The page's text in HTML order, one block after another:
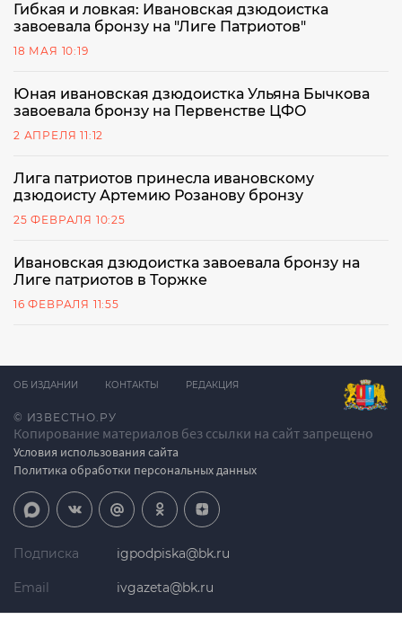
Гибкая и ловкая: Ивановская дзюдоистка
завоевала бронзу на "Лиге Патриотов"
18 МАЯ 10:19
Юная ивановская дзюдоистка Ульяна Бычкова
завоевала бронзу на Первенстве ЦФО
2 АПРЕЛЯ 11:12
Лига патриотов принесла ивановскому
дзюдоисту Артемию Розанову бронзу
25 ФЕВРАЛЯ 10:25
Ивановская дзюдоистка завоевала бронзу на
Лиге патриотов в Торжке
16 ФЕВРАЛЯ 11:55
© ИЗВЕСТНО.РУ
Копирование материалов без ссылки на сайт запрещено
Условия использования сайта
Политика обработки персональных данных
ОБ ИЗДАНИИ КОНТАКТЫ РЕДАКЦИЯ
Подписка igpodpiska@bk.ru
Email ivgazeta@bk.ru